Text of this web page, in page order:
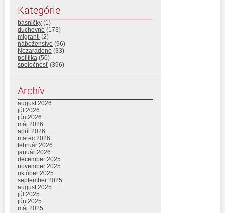
Kategórie
básničky (1)
duchovné (173)
migranti (2)
náboženstvo (96)
Nezaradené (33)
politika (50)
spoločnosť (396)
Archív
august 2026
júl 2026
jún 2026
máj 2026
apríl 2026
marec 2026
február 2026
január 2026
december 2025
november 2025
október 2025
september 2025
august 2025
júl 2025
jún 2025
máj 2025